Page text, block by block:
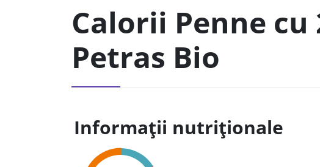
Calorii Penne
Petras Bio
Informații nutriționale